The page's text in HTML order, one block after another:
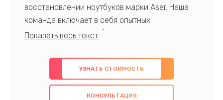
восстановлении ноутбуков марки Aser. Наша
команда включает в себя опытных
профессионалов с обширными знаниями и
предлагаем быстрый и качественный ремонт с
использованием оригинальных компонентов, а
также гарантируем качество всех
проведенных работ. Наша цель - предоставить
УЗНАТЬ СТОИМОСТЬ
КОНСУЛЬТАЦИЯ